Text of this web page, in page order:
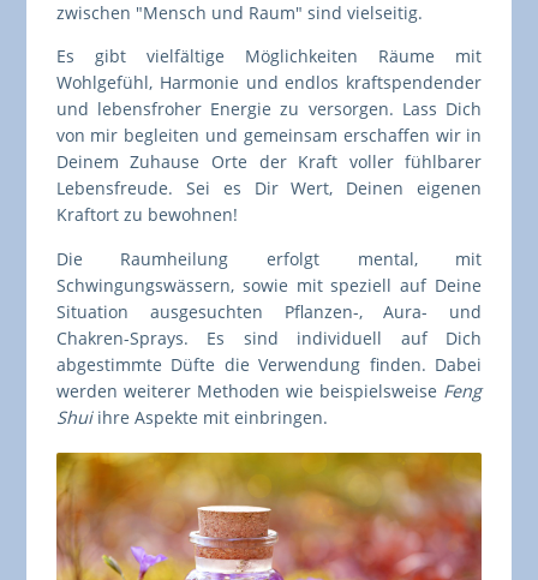
zwischen "Mensch und Raum" sind vielseitig.
Es gibt vielfältige Möglichkeiten Räume mit
Wohlgefühl, Harmonie und endlos kraftspendender
und lebensfroher Energie zu versorgen. Lass Dich
von mir begleiten und gemeinsam erschaffen wir in
Deinem Zuhause Orte der Kraft voller fühlbarer
Lebensfreude. Sei es Dir Wert, Deinen eigenen
Kraftort zu bewohnen!
Die Raumheilung erfolgt mental, mit
Schwingungswässern, sowie mit speziell auf Deine
Situation ausgesuchten Pflanzen-, Aura- und
Chakren-Sprays. Es sind individuell auf Dich
abgestimmte Düfte die Verwendung finden. Dabei
werden weiterer Methoden wie beispielsweise Feng
Shuiihre Aspekte mit einbringen.